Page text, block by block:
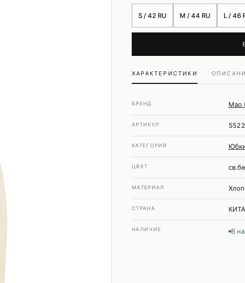
S / 42 RU M / 44 RU L / 46
ХАРАКТЕРИСТИКИ
БРЕНД Mao
АРТИКУЛ
КАТЕГОРИЯ
ЦВЕТ
МАТЕРИАЛ
СТРАНА
НАЛИЧИЕ В